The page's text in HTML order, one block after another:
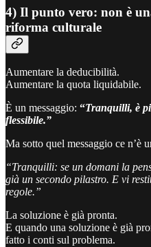
4) Il punto vero: non è
riforma culturale
Aumentare la deducibilità.
Aumentare la quota liquidabile.
È un messaggio: “Tranquilli, è
flessibile.”
Ma sotto quel messaggio ce n’è
“Tranquilli: se un domani la
già un secondo pilastro. E vi
regole.”
La soluzione è già pronta.
E quando una soluzione è già
fatto i conti sul problema.